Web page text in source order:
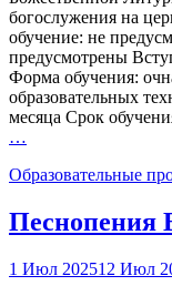
богослужения на
обучение: не
предусмотрены
Форма обучения:
образовательных
месяца Срок
…
Образовательные
Песнопения
1 Июл 202512 Июл